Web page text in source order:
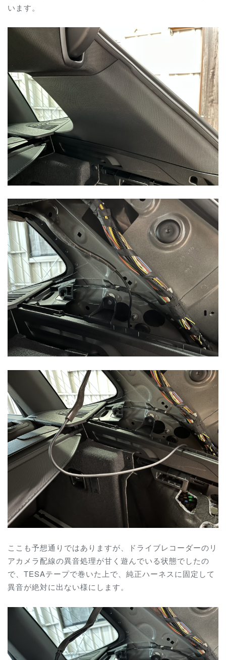
います。
ここも予想通りではありますが、ドライブレコーダーのリ
アカメラ配線の異音処理が甘く遊んでいる状態でしたの
で、TESAテープで巻いた上で、純正ハーネスに固定して
異音が絶対に出ない様にします。